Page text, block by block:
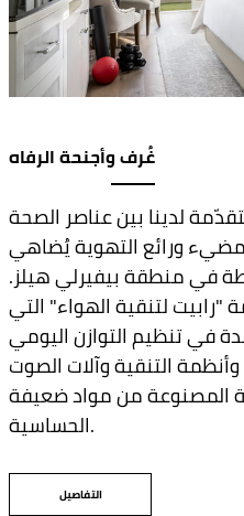
غُرف وأجنحة الرفاه
لدينا بين عناصر الصحة
ورائع التهوية يُضاهي
في منطقة بيفيرلي هيلز.
"رابيت لتنقية الهواء" التي
في تنظيم التوازن اليومي
وأنظمة التنقية وآلات الصوت
المصنوعة من مواد ضعيفة
الحساسية.
التفاصيل